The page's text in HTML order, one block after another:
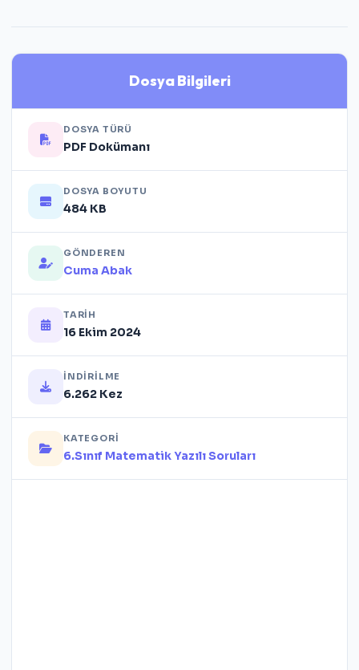
Dosya Bilgileri
DOSYA TÜRÜ
PDF Dokümanı
DOSYA BOYUTU
484 KB
GÖNDEREN
Cuma Abak
TARIH
16 Ekim 2024
İNDIRILME
6.262 Kez
KATEGORI
6.Sınıf Matematik Yazılı Soruları